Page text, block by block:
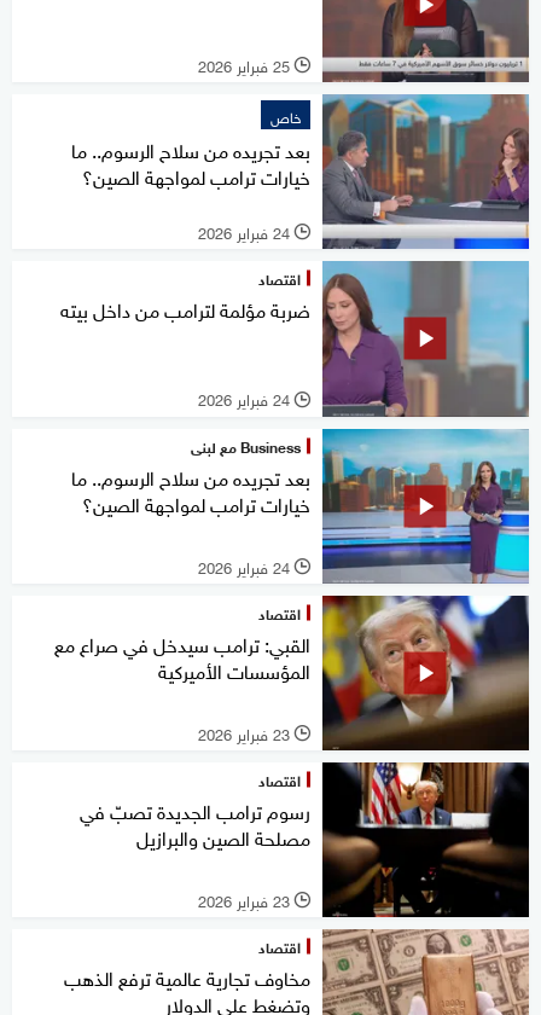
l 25 فبراير 2026
خاص
بعد تجريده من سلاح الرسوم.. ما
خيارات ترامب لمواجهة الصين؟
l 24 فبراير 2026
اقتصاد
ضربة مؤلمة لترامب من داخل بيته
l 24 فبراير 2026
Business مع لبنى
بعد تجريده من سلاح الرسوم.. ما
خيارات ترامب لمواجهة الصين؟
l 24 فبراير 2026
اقتصاد
القبي: ترامب سيدخل في صراع مع
المؤسسات الأميركية
l 23 فبراير 2026
اقتصاد
رسوم ترامب الجديدة تصبّ في
مصلحة الصين والبرازيل
l 23 فبراير 2026
اقتصاد
مخاوف تجارية عالمية ترفع الذهب
وتضغط على الدولار